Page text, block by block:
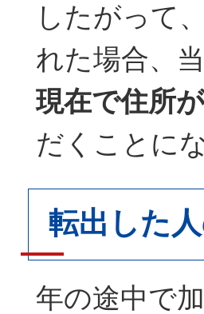
したがって
れた場合、
現在で住所
だくことに
転出した
年の途中で